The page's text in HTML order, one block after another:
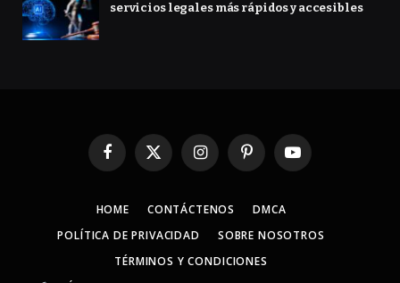
servicios legales más rápidos y accesibles
Facebook
X
InstagramPinterestYouTube
HOME CONTÁCTENOS
DMCA
POLÍTICA DE PRIVACIDAD
SOBRE NOSOTROS
TÉRMINOS Y CONDICIONES